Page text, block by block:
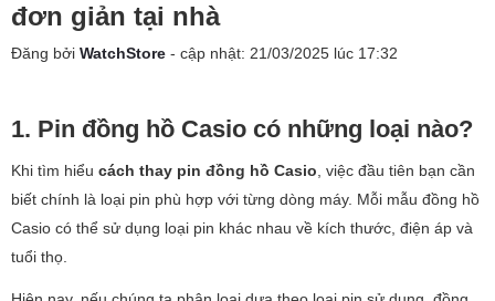
đơn giản tại nhà
Đăng bởi WatchStore - cập nhật: 21/03/2025 lúc 17:32
1. Pin đồng hồ Casio có những loại nào?
Khi tìm hiểu cách thay pin đồng hồ Casio , việc đầu tiên bạn cần
biết chính là loại pin phù hợp với từng dòng máy. Mỗi mẫu đồng hồ
Casio có thể sử dụng loại pin khác nhau về kích thước, điện áp và
tuổi thọ.